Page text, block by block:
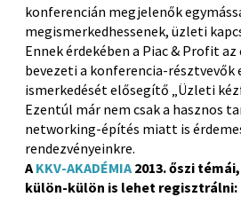
konferencián megjelenők
megismerkedhessenek, üzleti
Ennek érdekében a Piac & Profit
bevezeti a konferencia-
ismerkedését elősegítő „Üzleti
Ezentúl már nem csak a hasznos
networking-építés miatt is
rendezvényeinkre.
A KKV-AKADÉMIA 2013. őszi
külön-külön is lehet regisztrálni: